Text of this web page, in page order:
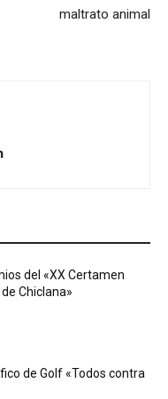
maltrato animal
del «XX Certamen
Chiclana»
de Golf «Todos contra